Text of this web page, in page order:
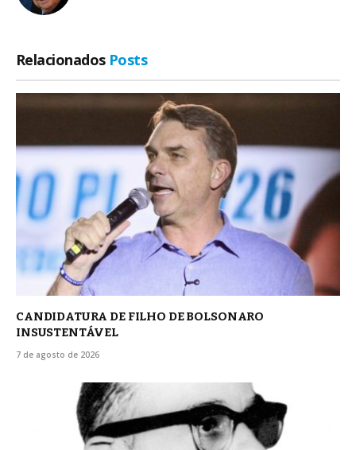
Relacionados Posts
CANDIDATURA DE FILHO DE BOLSONARO
INSUSTENTÁVEL
7 de agosto de 2026